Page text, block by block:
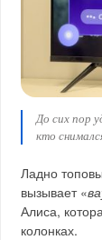
До сих пор
кто
Ладно
вызывает «
Алиса,
колонках.